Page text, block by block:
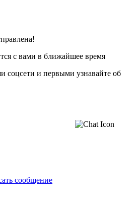
с вами в ближайшее время
соцсети и первыми узнавайте об
сообщение